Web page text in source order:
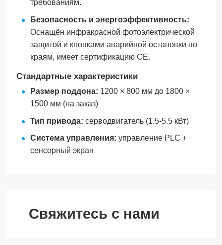
требованиям.
Безопасность и энергоэффективность:
Оснащён инфракрасной фотоэлектрической
защитой и кнопками аварийной остановки по
краям, имеет сертификацию CE.
Стандартные характеристики
Размер поддона: 1200 × 800 мм до 1800 ×
1500 мм (на заказ)
Тип привода: серводвигатель (1.5-5.5 кВт)
Система управления: управление PLC +
сенсорный экран
Свяжитесь с нами